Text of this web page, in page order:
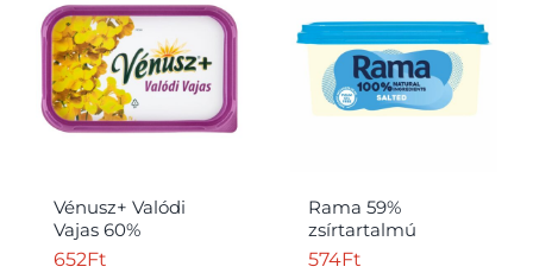
Vénusz+ Valódi
Vajas 60%
zsírtartalmú
652Ft
Rama 59%
zsírtartalmú
margarin 400 g
574Ft